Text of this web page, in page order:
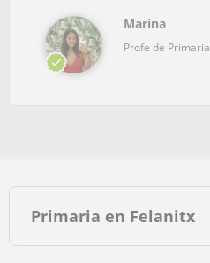
Marina
Profe de Primaria
Primaria en Felanitx